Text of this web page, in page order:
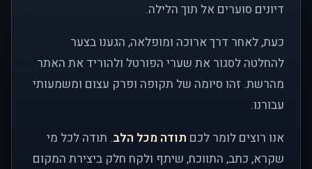
דיונים סוערים אל תוך הלילה.
כעת, לאחר דרך ארוכה ומופלאה, הגענו בצער
להחלטה לסגור את שערי הפורטל ולהוריד את האתר
מהרשת. זהו סיומה של תקופה ופרק עצום ומשמעותי
עבורנו.
אנו רוצים לומר לכם תודה מכל הלב. תודה לכל מי
שקרא, כתב, התווכח, שיתף ולקח חלק ביצירת המקום